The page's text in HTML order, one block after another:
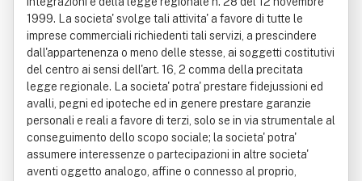
1999. La societa' svolge tali attivita' a favore di tutte le
imprese commerciali richiedenti tali servizi, a prescindere
dall'appartenenza o meno delle stesse, ai soggetti costitutivi
del centro ai sensi dell'art. 16, 2 comma della precitata
legge regionale. La societa' potra' prestare fidejussioni ed
avalli, pegni ed ipoteche ed in genere prestare garanzie
personali e reali a favore di terzi, solo se in via strumentale al
conseguimento dello scopo sociale; la societa' potra'
assumere interessenze o partecipazioni in altre societa'
aventi oggetto analogo, affine o connesso al proprio,